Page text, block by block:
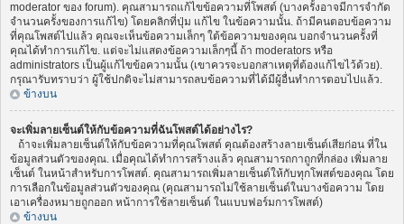
moderator ของ forum). คุณสามารถแก้ไขข้อความที่โพสต์ (บางครั้งอาจมีการจำกัด
จำนวนครั้งของการแก้ไข) โดยคลิกที่ปุ่ม แก้ไข ในข้อความนั้น. ถ้ามีคนตอบข้อความ
ที่คุณโพสต์ไปแล้ว คุณจะเห็นข้อความเล็กๆ ใต้ข้อความของคุณ บอกจำนวนครั้งที่
คุณได้ทำการแก้ไข. แต่จะไม่แสดงข้อความเล็กๆนี้ ถ้า moderators หรือ
administrators เป็นผู้แก้ไขข้อความนั้น (เขาควรจะบอกสาเหตุที่ต้องแก้ไขไว้ด้วย).
กรุณารับทราบว่า ผู้ใช้ปกติจะไม่สามารถลบข้อความที่ได้มีผู้อื่นทำการตอบไปแล้ว.
ข้างบน
จะเพิ่มลายเซ็นต์ให้กับข้อความที่ฉันโพสต์ได้อย่างไร?
ถ้าจะเพิ่มลายเซ็นต์ให้กับข้อความที่คุณโพสต์ คุณต้องสร้างลายเซ็นต์เสียก่อน ที่ใน
ข้อมูลส่วนตัวของคุณ. เมื่อคุณได้ทำการสร้างแล้ว คุณสามารถกาถูกที่กล่อง เพิ่มลาย
เซ็นต์ ในหน้าสำหรับการโพสต์. คุณสามารถเพิ่มลายเซ็นต์ให้กับทุกโพสต์ของคุณ โดย
การเลือกในข้อมูลส่วนตัวของคุณ (คุณสามารถไม่ใช้ลายเซ็นต์ในบางข้อความ โดย
เอาเครื่องหมายถูกออก หน้าการใช้ลายเซ็นต์ ในแบบฟอร์มการโพสต์)
ข้างบน